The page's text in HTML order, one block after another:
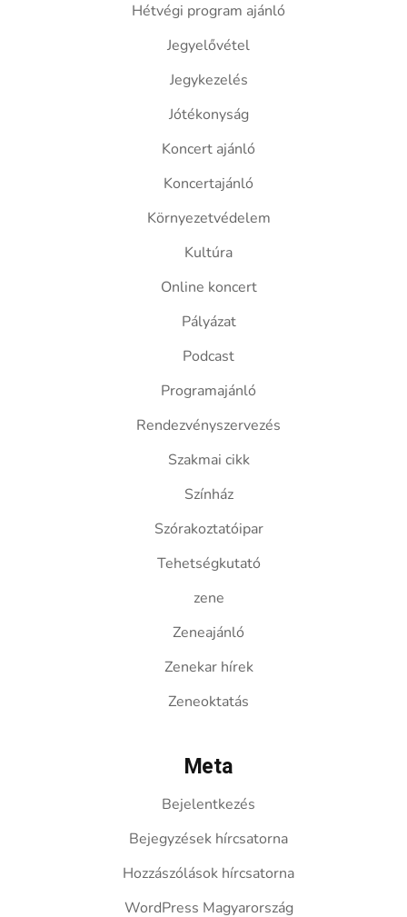
Hétvégi program ajánló
Jegyelővétel
Jegykezelés
Jótékonyság
Koncert ajánló
Koncertajánló
Környezetvédelem
Kultúra
Online koncert
Pályázat
Podcast
Programajánló
Rendezvényszervezés
Szakmai cikk
Színház
Szórakoztatóipar
Tehetségkutató
zene
Zeneajánló
Zenekar hírek
Zeneoktatás
Meta
Bejelentkezés
Bejegyzések hírcsatorna
Hozzászólások hírcsatorna
WordPress Magyarország